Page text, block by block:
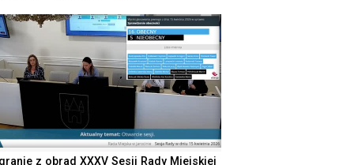
z obrad XXXV Sesji Rady Miejskiej